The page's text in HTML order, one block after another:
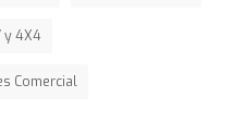
y 4X4
Comercial